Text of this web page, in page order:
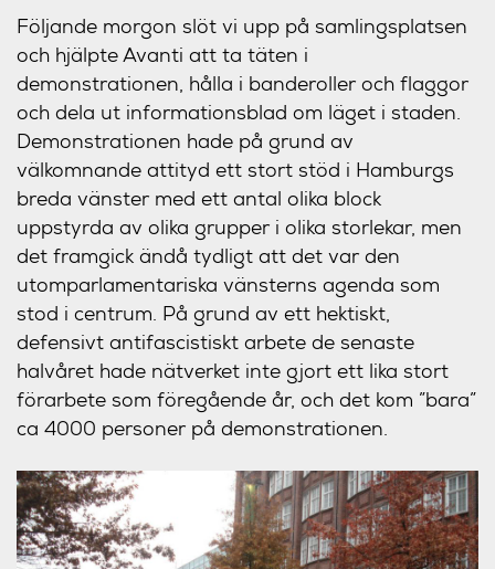
Följande morgon slöt vi upp på samlingsplatsen
och hjälpte Avanti att ta täten i
demonstrationen, hålla i banderoller och flaggor
och dela ut informationsblad om läget i staden.
Demonstrationen hade på grund av
välkomnande attityd ett stort stöd i Hamburgs
breda vänster med ett antal olika block
uppstyrda av olika grupper i olika storlekar, men
det framgick ändå tydligt att det var den
utomparlamentariska vänsterns agenda som
stod i centrum. På grund av ett hektiskt,
defensivt antifascistiskt arbete de senaste
halvåret hade nätverket inte gjort ett lika stort
förarbete som föregående år, och det kom ”bara”
ca 4000 personer på demonstrationen.